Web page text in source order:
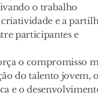
o trabalho
e a
participantes e
o compromisso
do talento jovem, o
e o